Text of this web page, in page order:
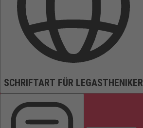
SCHRIFTART FÜR LEGASTHENIKER